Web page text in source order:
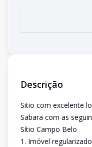
Descrição
Sitio com excelente
Sabara com as
Sítio Campo Belo
1. Imóvel